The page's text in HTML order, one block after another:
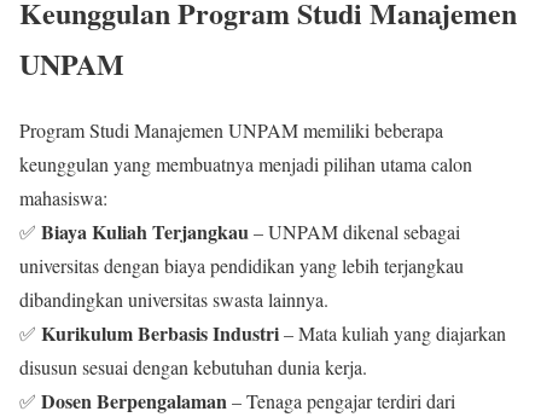
Keunggulan Program Studi Manajemen
UNPAM
Program Studi Manajemen UNPAM memiliki beberapa
keunggulan yang membuatnya menjadi pilihan utama calon
mahasiswa:
✅ Biaya Kuliah Terjangkau– UNPAM dikenal sebagai
universitas dengan biaya pendidikan yang lebih terjangkau
dibandingkan universitas swasta lainnya.
✅ Kurikulum Berbasis Industri– Mata kuliah yang diajarkan
disusun sesuai dengan kebutuhan dunia kerja.
✅ Dosen Berpengalaman– Tenaga pengajar terdiri dari